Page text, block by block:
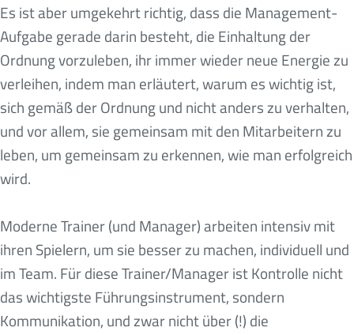
Es ist aber umgekehrt richtig, dass die Management-
Aufgabe gerade darin besteht, die Einhaltung der
Ordnung vorzuleben, ihr immer wieder neue Energie zu
verleihen, indem man erläutert, warum es wichtig ist,
sich gemäß der Ordnung und nicht anders zu verhalten,
und vor allem, sie gemeinsam mit den Mitarbeitern zu
leben, um gemeinsam zu erkennen, wie man erfolgreich
wird.
Moderne Trainer (und Manager) arbeiten intensiv mit
ihren Spielern, um sie besser zu machen, individuell und
im Team. Für diese Trainer/Manager ist Kontrolle nicht
das wichtigste Führungsinstrument, sondern
Kommunikation, und zwar nicht über (!) die